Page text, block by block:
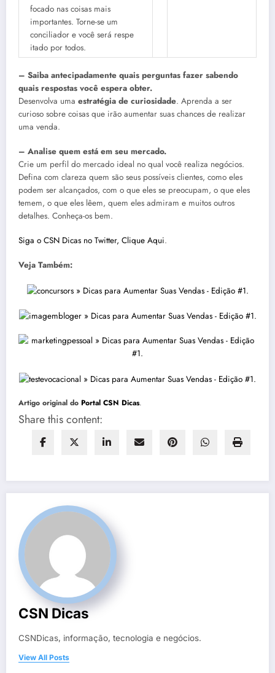
focado nas coisas mais
importantes. Torne-se um
conciliador e você será respe
itado por todos.
– Saiba antecipadamente quais perguntas fazer sabendo
quais respostas você espera obter.
Desenvolva uma estratégia de curiosidade. Aprenda a ser
curioso sobre coisas que irão aumentar suas chances de realizar
uma venda.
– Analise quem está em seu mercado.
Crie um perfil do mercado ideal no qual você realiza negócios.
Defina com clareza quem são seus possíveis clientes, como eles
podem ser alcançados, com o que eles se preocupam, o que eles
temem, o que eles lêem, quem eles admiram e muitos outros
detalhes. Conheça-os bem.
Siga o CSN Dicas no Twitter, Clique Aqui.
Veja Também:
Artigo original do Portal CSN Dicas.
Share this content:
CSN Dicas
CSNDicas, informação, tecnologia e negócios.
View All Posts